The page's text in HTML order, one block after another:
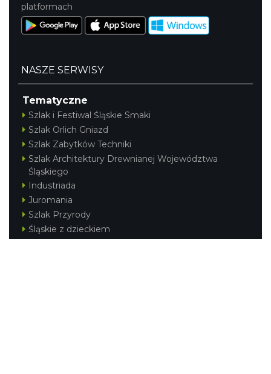
platformach
NASZE SERWISY
Tematyczne
Szlak i Festiwal Śląskie Smaki
Szlak Orlich Gniazd
Szlak Zabytków Techniki
Szlak Architektury Drewnianej Województwa
Śląskiego
Industriada
Juromania
Szlak Przyrody
Śląskie z dzieckiem